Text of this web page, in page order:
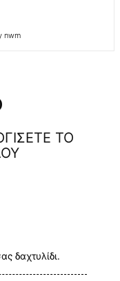
nwm
ΤΟ
δαχτυλίδι.